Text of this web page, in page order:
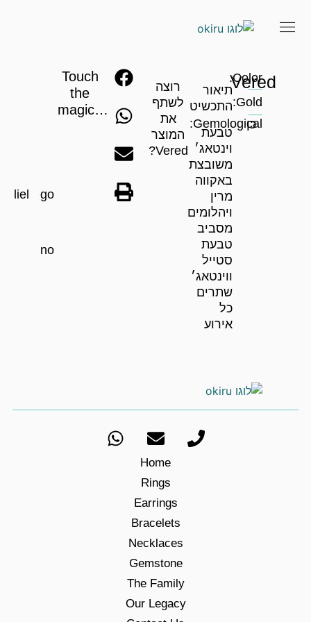
Vered
Color:
Gold:
Gemological:
כן
תיאור
התכשיט
טבעת
וינטאג׳
משובצת
באקווה
מרין
ויהלומים
מסביב
טבעת
סטייל
ווינטאג׳
שתרים
כל
אירוע
רוצה
לשתף
את
המוצר
Vered?
Touch
the
magic…
Fuego
Torino
Home
Rings
Earrings
Bracelets
Necklaces
Gemstone
The Family
Our Legacy